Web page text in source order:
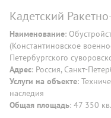
Кадетский
Наименование:
(Константиновское
Петербургского
Адрес: Россия, Санкт-
Услуги на объекте:
наследия
Общая площадь: 47 350